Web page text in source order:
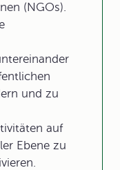
(NGOs).
und zu
auf
Ebene zu